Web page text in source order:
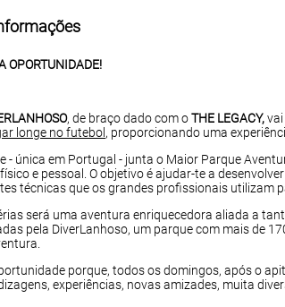
OPORTUNIDADE!
, de braço dado com oTHE LEGACY,
longe no futebol , proporcionando uma
- única em Portugal - junta o Maior Parque
e pessoal. O objetivo é ajudar-te a
técnicas que os grandes profissionais utilizam
será uma aventura enriquecedora aliada a
pela DiverLanhoso, um parque com mais de
porque, todos os domingos, após o
experiências, novas amizades, muita